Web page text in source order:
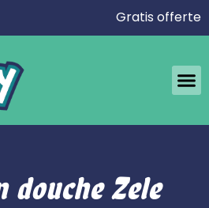
Gratis offerte
douche Zele